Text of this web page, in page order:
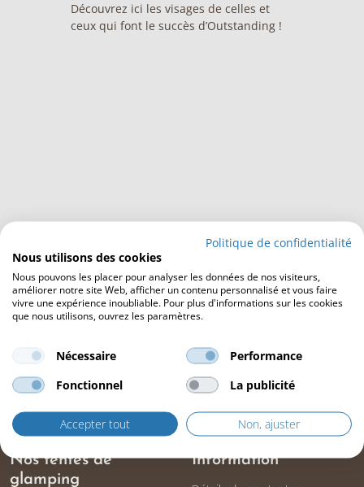
Découvrez ici les visages de celles et
ceux qui font le succès d’Outstanding !
Nos tentes de
glamping
Information
Politique de confidentialité
Nous utilisons des cookies
Nous pouvons les placer pour analyser les données de nos visiteurs,
améliorer notre site Web, afficher un contenu personnalisé et vous faire
vivre une expérience inoubliable. Pour plus d'informations sur les cookies
que nous utilisons, ouvrez les paramètres.
Nécessaire
Performance
Fonctionnel
La publicité
Accepter tout Non, ajuster